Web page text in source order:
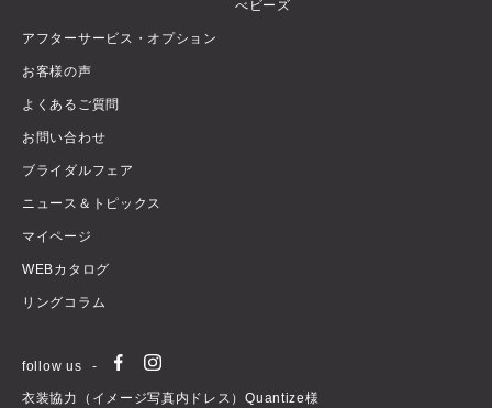
べビーズ
アフターサービス・オプション
お客様の声
よくあるご質問
お問い合わせ
ブライダルフェア
ニュース＆トピックス
マイページ
WEBカタログ
リングコラム
follow us
衣装協力（イメージ写真内ドレス）Quantize様